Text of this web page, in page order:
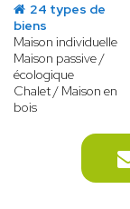
24 types de
biens
Maison individuelle
Maison passive /
écologique
Chalet / Maison en
bois